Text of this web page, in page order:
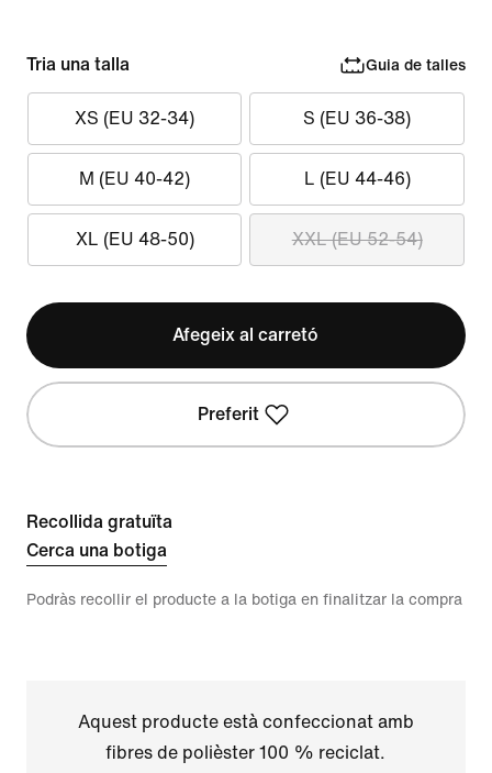
Tria una talla Guia de talles
XS (EU 32-34) S (EU 36-38)
M (EU 40-42) L (EU 44-46)
XL (EU 48-50) XXL (EU 52-54)
Afegeix al carretó
Preferit
Recollida gratuïta
Cerca una botiga
Podràs recollir el producte a la botiga en finalitzar la compra
Aquest producte està confeccionat amb
fibres de polièster 100 % reciclat.